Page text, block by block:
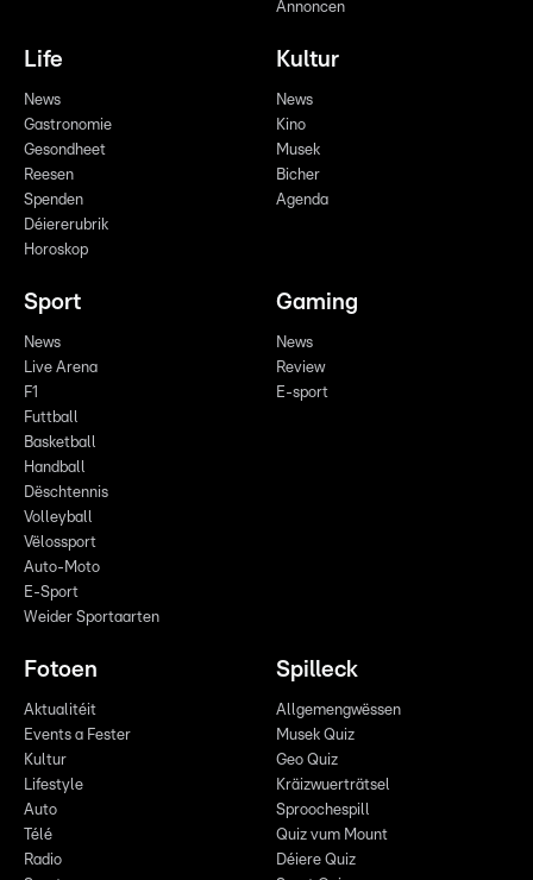
Annoncen
Life
News
Gastronomie
Gesondheet
Reesen
Spenden
Déiererubrik
Horoskop
Kultur
News
Kino
Musek
Bicher
Agenda
Sport
News
Live Arena
F1
Futtball
Basketball
Handball
Dëschtennis
Volleyball
Vëlossport
Auto-Moto
E-Sport
Weider Sportaarten
Gaming
News
Review
E-sport
Fotoen
Aktualitéit
Events a Fester
Kultur
Lifestyle
Auto
Télé
Radio
Spilleck
Allgemengwëssen
Musek Quiz
Geo Quiz
Kräizwuerträtsel
Sproochespill
Quiz vum Mount
Déiere Quiz